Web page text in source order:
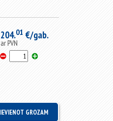
204.01 €/gab.
ar PVN